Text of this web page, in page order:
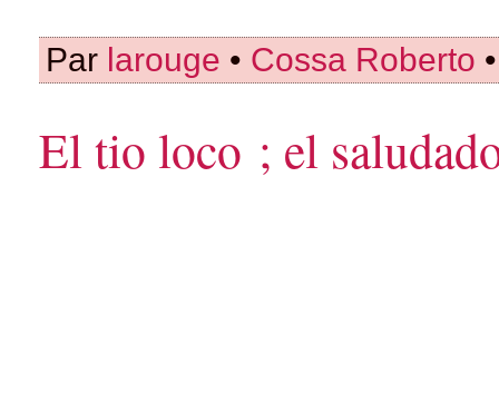
Par larouge • Cossa Roberto
El tio loco ; el